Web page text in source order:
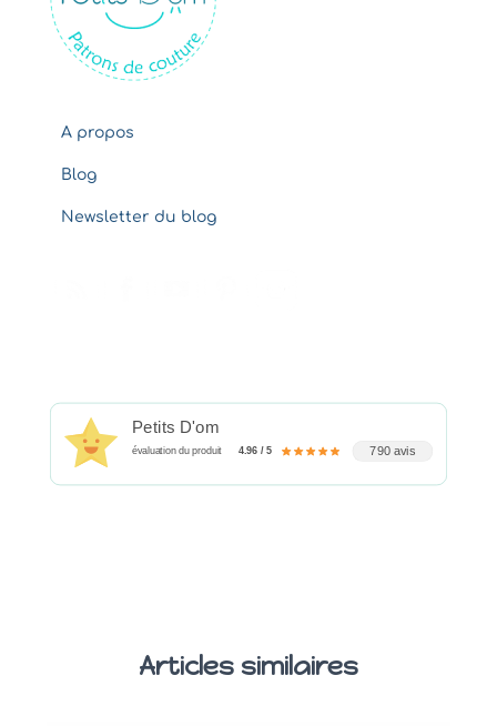
s
A propos
Blog
Newsletter du blog
Petits D'om
évaluation du produit 4.96 / 5 790 avis
Articles similaires